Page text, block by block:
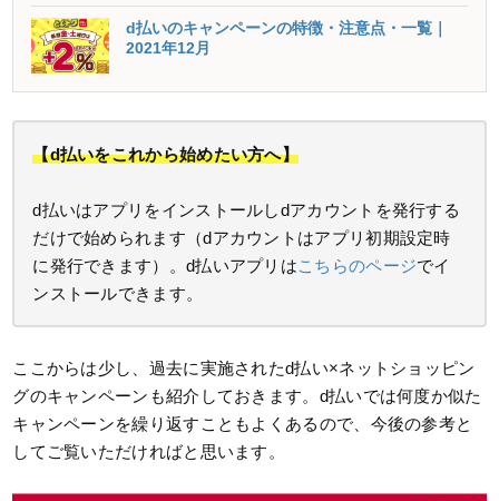
d払いのキャンペーンの特徴・注意点・一覧｜
2021年12月
【d払いをこれから始めたい方へ】
d払いはアプリをインストールしdアカウントを発行する
だけで始められます（dアカウントはアプリ初期設定時
に発行できます）。d払いアプリはこちらのページでイ
ンストールできます。
ここからは少し、過去に実施されたd払い×ネットショッピン
グのキャンペーンも紹介しておきます。d払いでは何度か似た
キャンペーンを繰り返すこともよくあるので、今後の参考と
してご覧いただければと思います。